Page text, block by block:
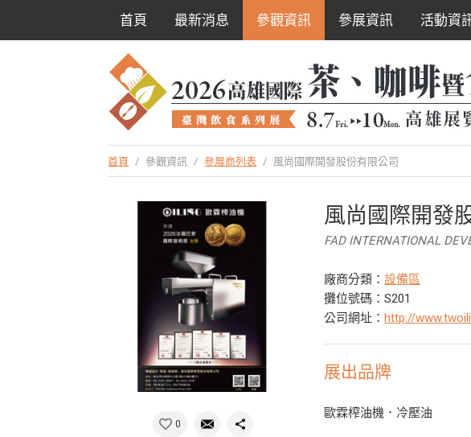
首頁 最新消息 參觀資訊 參展資訊 活動資
首頁 / 參觀資訊 / 參展商列表 / 風尚國際開發股份有限公司
0
風尚國際開發
FAD INTERNATIONAL
廠商分類：設備區
攤位號碼：S201
公司網址：http://
展出品牌
歐霖榨油機．冷壓油